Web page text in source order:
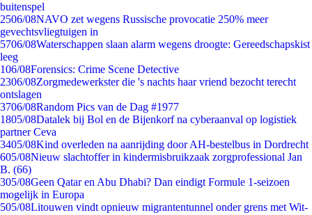
buitenspel
2506/08NAVO zet wegens Russische provocatie 250% meer
gevechtsvliegtuigen in
5706/08Waterschappen slaan alarm wegens droogte: Gereedschapskist
leeg
106/08Forensics: Crime Scene Detective
2306/08Zorgmedewerkster die 's nachts haar vriend bezocht terecht
ontslagen
3706/08Random Pics van de Dag #1977
1805/08Datalek bij Bol en de Bijenkorf na cyberaanval op logistiek
partner Ceva
3405/08Kind overleden na aanrijding door AH-bestelbus in Dordrecht
605/08Nieuw slachtoffer in kindermisbruikzaak zorgprofessional Jan
B. (66)
305/08Geen Qatar en Abu Dhabi? Dan eindigt Formule 1-seizoen
mogelijk in Europa
505/08Litouwen vindt opnieuw migrantentunnel onder grens met Wit-